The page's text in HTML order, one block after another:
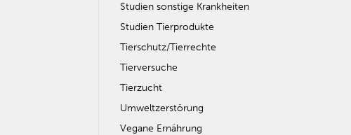
Studien sonstige Krankheiten
Studien Tierprodukte
Tierschutz/Tierrechte
Tierversuche
Tierzucht
Umweltzerstörung
Vegane Ernährung